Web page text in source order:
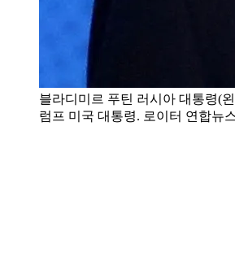
블라디미르 푸틴 러시아 대통령(
럼프 미국 대통령. 로이터 연합뉴